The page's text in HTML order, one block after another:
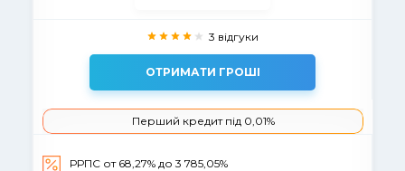
3 відгуки
ОТРИМАТИ ГРОШІ
Перший кредит під 0,01%
РРПС от 68,27% до 3 785,05%